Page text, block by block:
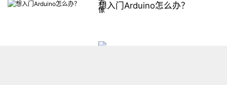
想入门Arduino怎么办？